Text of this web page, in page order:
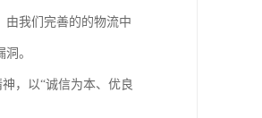
由我们完善的的物流中
。
，以“诚信为本、优良